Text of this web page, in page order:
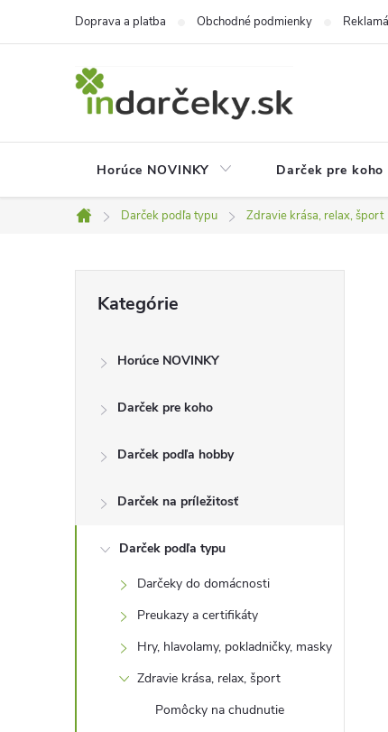
Doprava a platba Obchodné podmienky
Horúce NOVINKY Darček pre koho
Domov
Darček podľa typu Zdravie krása, relax, šport
p
kategórie
Kategórie
Horúce NOVINKY
Darček pre koho
Darček podľa hobby
Darček na príležitosť
Darček podľa typu
Darčeky do domácnosti
Preukazy a certifikáty
Hry, hlavolamy, pokladničky, masky
Zdravie krása, relax, šport
Pomôcky na chudnutie